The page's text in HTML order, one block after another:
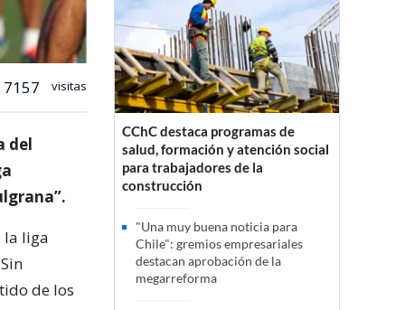
7157 visitas
del
la liga
de los
CChC destaca programas de
salud, formación y atención social
para trabajadores de la
construcción
"Una muy buena noticia para
Chile": gremios empresariales
destacan aprobación de la
megarreforma